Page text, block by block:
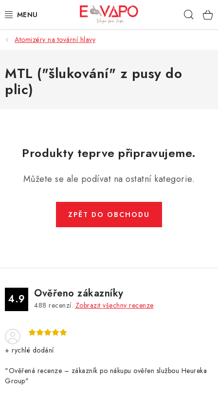
na
3D TISK
TIPY ZA DOBROU CENU
AROMATA A PŘÍCHUTĚ
DÁRKOVÉ VOUCHERY
DIY
BATERIE A NABÍJEČKY
JEDNORÁZOVÉ A DOBÍJECÍ E-CIGARETY
NIKOTINOVÝ FILM
Atomizéry na tovární hlavy
MTL ("šlukování" z pusy do
plic)
Produkty teprve připravujeme.
Můžete se ale podívat na ostatní kategorie.
ZPĚT DO OBCHODU
4.9 Ověřeno zákazníky
488 recenzí. Zobrazit všechny recenze
+ rychlé dodání
"Ověřená recenze – zákazník po nákupu ověřen službou Heureka
Group"